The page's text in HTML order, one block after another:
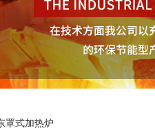
罩式加热炉